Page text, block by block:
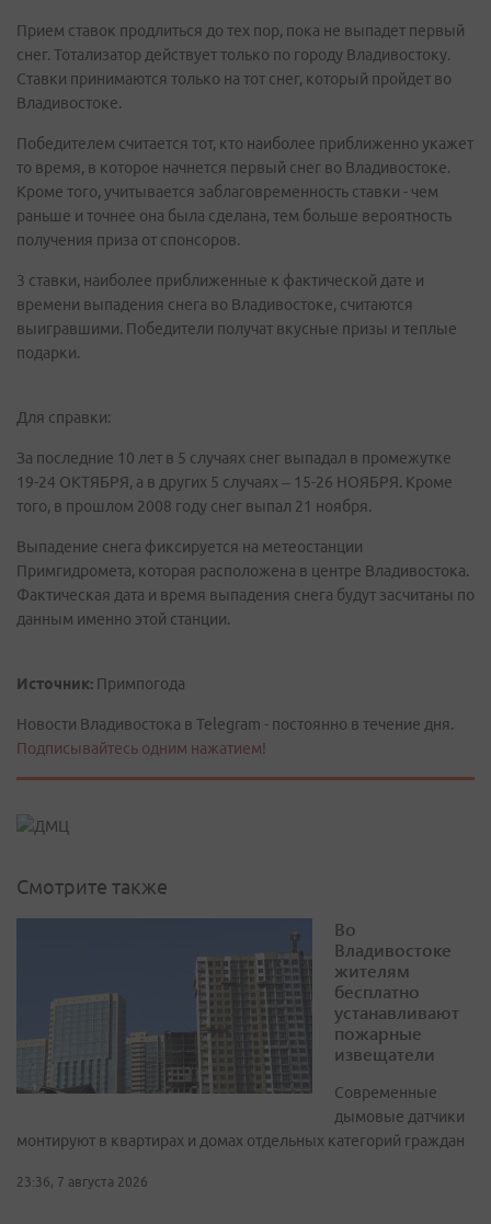
Прием ставок продлиться до тех пор, пока не выпадет первый
снег. Тотализатор действует только по городу Владивостоку.
Ставки принимаются только на тот снег, который пройдет во
Владивостоке.
Победителем считается тот, кто наиболее приближенно укажет
то время, в которое начнется первый снег во Владивостоке.
Кроме того, учитывается заблаговременность ставки - чем
раньше и точнее она была сделана, тем больше вероятность
получения приза от спонсоров.
3 ставки, наиболее приближенные к фактической дате и
времени выпадения снега во Владивостоке, считаются
выигравшими. Победители получат вкусные призы и теплые
подарки.
Для справки:
За последние 10 лет в 5 случаях снег выпадал в промежутке
19-24 ОКТЯБРЯ, а в других 5 случаях – 15-26 НОЯБРЯ. Кроме
того, в прошлом 2008 году снег выпал 21 ноября.
Выпадение снега фиксируется на метеостанции
Примгидромета, которая расположена в центре Владивостока.
Фактическая дата и время выпадения снега будут засчитаны по
данным именно этой станции.
Источник: Примпогода
Новости Владивостока в Telegram - постоянно в течение дня.
Подписывайтесь одним нажатием!
Смотрите также
Во
Владивостоке
жителям
бесплатно
устанавливают
пожарные
извещатели
Современные
дымовые датчики
монтируют в квартирах и домах отдельных категорий граждан
23:36, 7 августа 2026